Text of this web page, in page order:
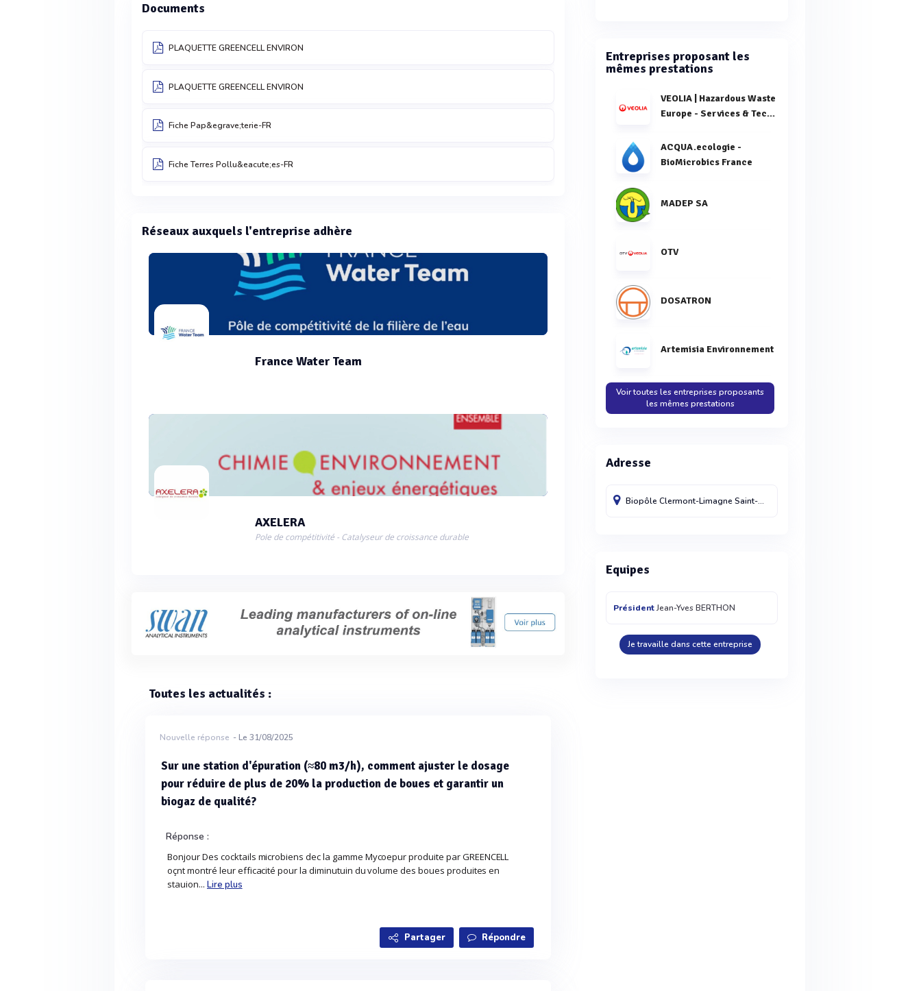
Documents
PLAQUETTE GREENCELL ENVIRON
PLAQUETTE GREENCELL ENVIRON
Fiche Pap&egrave;terie-FR
Fiche Terres Pollu&eacute;es-FR
Réseaux auxquels l'entreprise adhère
France Water Team
AXELERA
Pole de compétitivité - Catalyseur de croissance durable
Toutes les actualités :
Nouvelle réponse - Le 31/08/2025
Sur une station d'épuration (≈80 m3/h), comment ajuster le dosage
pour réduire de plus de 20% la production de boues et garantir un
biogaz de qualité?
Réponse :
Bonjour Des cocktails microbiens dec la gamme Mycoepur produite par GREENCELL
oçnt montré leur efficacité pour la diminutuin du volume des boues produites en
stauion... Lire plus
Partager Répondre
Entreprises proposant les
mêmes prestations
VEOLIA | Hazardous Waste
Europe - Services & Techn
ACQUA.ecologie -
BioMicrobics France
MADEP SA
OTV
DOSATRON
Artemisia Environnement
Voir toutes les entreprises proposants
les mêmes prestations
Adresse
Biopôle Clermont-LimagneSaint-Beauzire
Equipes
PrésidentJean-Yves BERTHON
Je travaille dans cette entreprise